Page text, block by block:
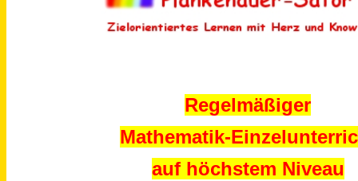
Regelmäßiger
Mathematik-
auf höchstem Niveau